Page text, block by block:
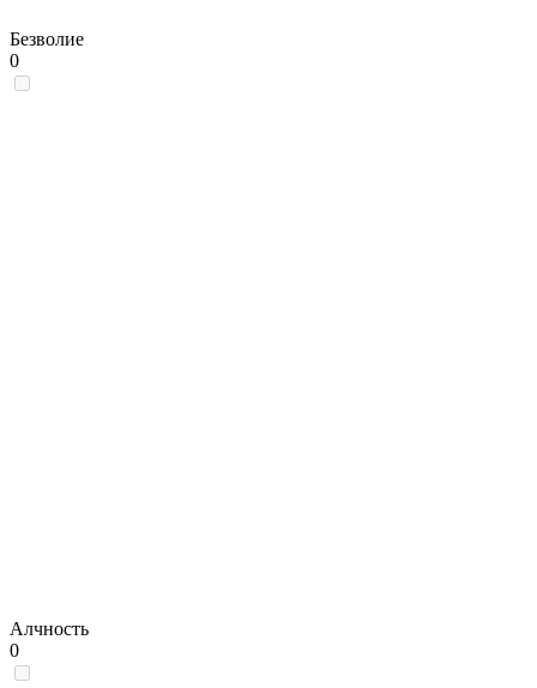
Безволие
0
Алчность
0